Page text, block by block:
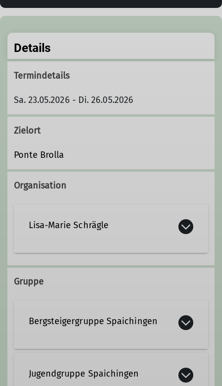
Details
Termindetails
Sa. 23.05.2026 - Di. 26.05.2026
Zielort
Ponte Brolla
Organisation
Lisa-Marie Schrägle
Gruppe
Bergsteigergruppe Spaichingen
wurde wurde 1967 gegründet und ist
Jugendgruppe Spaichingen